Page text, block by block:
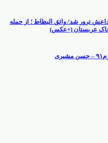
ترور شد/ واثق البطاط ؛ از حمله
خاک عربستان (+عکس)